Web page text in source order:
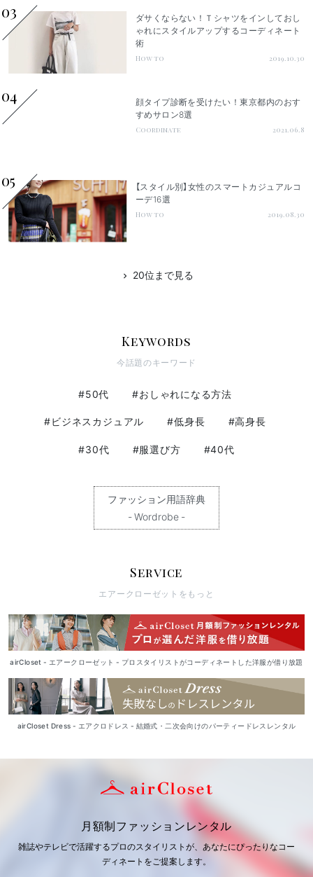
03
ダサくならない！Ｔシャツをインしておし
ゃれにスタイルアップするコーディネート
術
How to 2019.10.30
04
顔タイプ診断を受けたい！東京都内のおす
すめサロン8選
Coordinate 2021.06.8
05
【スタイル別】女性のスマートカジュアルコ
ーデ16選
How to 2019.08.30
chevron_right 20位まで見る
Keywords
今話題のキーワード
#50代
#おしゃれになる方法
#ビジネスカジュアル
#低身長
#高身長
#30代
#服選び方 #40代
ファッション用語辞典
- Wordrobe -
Service
エアークローゼットをもっと
airCloset - エアークローゼット - プロスタイリストがコーディネートした洋服が借り放題
airCloset Dress - エアクロドレス - 結婚式・二次会向けのパーティードレスレンタル
月額制ファッションレンタル
雑誌やテレビで活躍するプロのスタイリストが、あなたにぴったりなコー
ディネートをご提案します。